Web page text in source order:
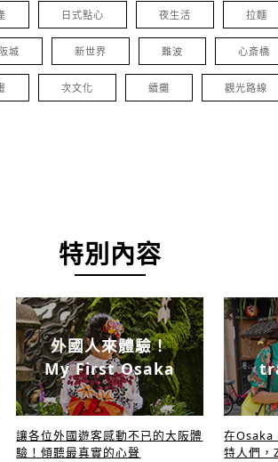
日式點心 夜生活 拉麵
城 新世界 難波 心斎橋
次文化 續攤 觀光路線
特別內容
外國人來體驗！
My First Osaka
讓各位外國遊客感動不已的大阪體
驗！傾聽最真實的心聲
在Osaka
特人們，